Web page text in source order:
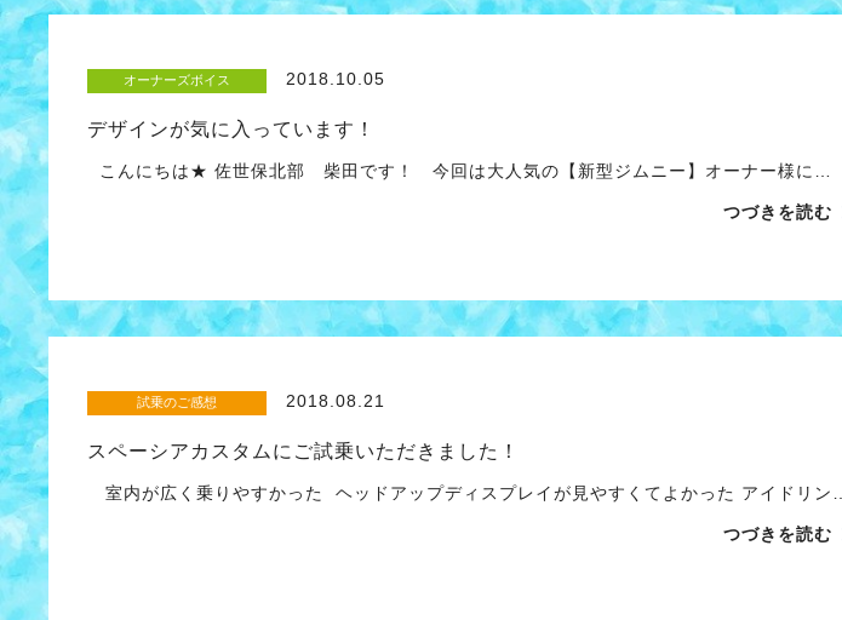
オーナーズボイス 2018.10.05
デザインが気に入っています！
こんにちは★ 佐世保北部 柴田です！ 今回は大人気の【新型ジムニー】オーナー様に…
つづきを読む
試乗のご感想 2018.08.21
スペーシアカスタムにご試乗いただきました！
室内が広く乗りやすかった ヘッドアップディスプレイが見やすくてよかった アイドリン…
つづきを読む